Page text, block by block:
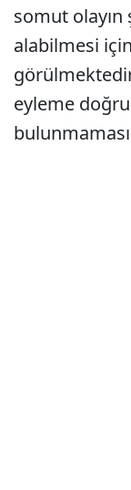
somut
alabilmesi
eyleme
bulunmaması